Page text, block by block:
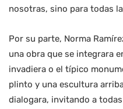
nosotras, sino para todas
Por su parte, Norma
una obra que se integrara
invadiera o el típico
plinto y una escultura
dialogara, invitando a